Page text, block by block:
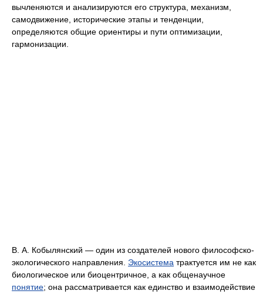
вычленяются и анализируются его структура, механизм,
самодвижение, исторические этапы и тенденции,
определяются общие ориентиры и пути оптимизации,
гармонизации.
В. А. Кобылянский — один из создателей нового философско-
экологического направления. Экосистема трактуется им не как
биологическое или биоцентричное, а как общенаучное
понятие; она рассматривается как единство и взаимодействие